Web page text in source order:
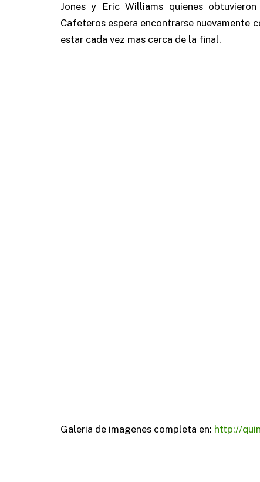
Jones y Eric Williams quienes
Cafeteros espera encontrarse nuevamente
estar cada vez mas cerca de la final.
Galeria de imagenes completa en: http://